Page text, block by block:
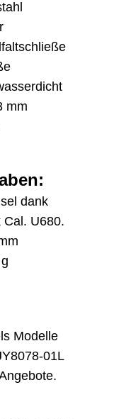
mm
dank
Cal. U680.
Modelle
01L